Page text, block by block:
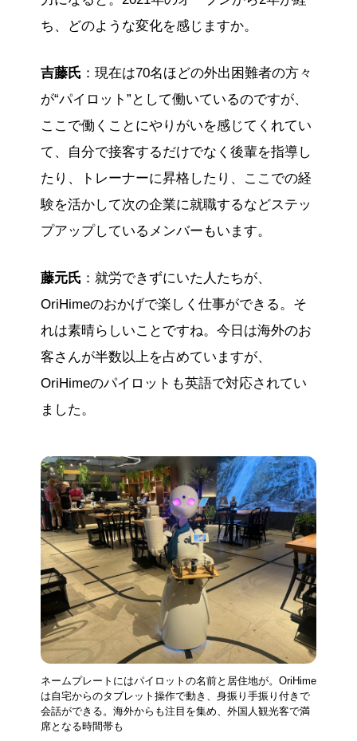
ち、どのような変化を感じますか。
吉藤氏 ：現在は70名ほどの外出困難者の方々
が“パイロット”として働いているのですが、
ここで働くことにやりがいを感じてくれてい
て、自分で接客するだけでなく後輩を指導し
たり、トレーナーに昇格したり、ここでの経
験を活かして次の企業に就職するなどステッ
プアップしているメンバーもいます。
藤元氏 ：就労できずにいた人たちが、
OriHimeのおかげで楽しく仕事ができる。そ
れは素晴らしいことですね。今日は海外のお
客さんが半数以上を占めていますが、
OriHimeのパイロットも英語で対応されてい
ました。
ネームプレートにはパイロットの名前と居住地が。OriHime
は自宅からのタブレット操作で動き、身振り手振り付きで
会話ができる。海外からも注目を集め、外国人観光客で満
席となる時間帯も